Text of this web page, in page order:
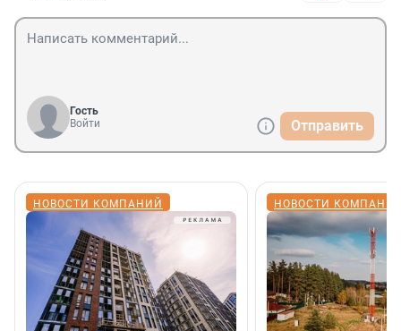
Гость
Войти
Отправить
НОВОСТИ КОМПАНИЙ НОВОСТИ